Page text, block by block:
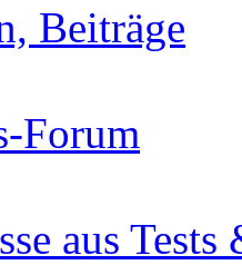
Beiträge
Forum
aus